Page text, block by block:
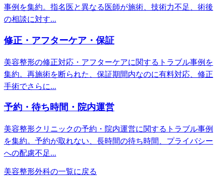
事例を集約。指名医と異なる医師が施術、技術力不足、術後
の相談に対す...
修正・アフターケア・保証
美容整形の修正対応・アフターケアに関するトラブル事例を
集約。再施術を断られた、保証期間内なのに有料対応、修正
手術でさらに...
予約・待ち時間・院内運営
美容整形クリニックの予約・院内運営に関するトラブル事例
を集約。予約が取れない、長時間の待ち時間、プライバシー
への配慮不足...
美容整形外科の一覧に戻る